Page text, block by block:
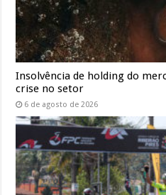
Insolvência de holding do
crise no setor
6 de agosto de 2026